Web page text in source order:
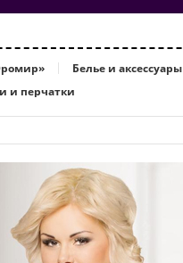
Белье и аксессуары
и перчатки